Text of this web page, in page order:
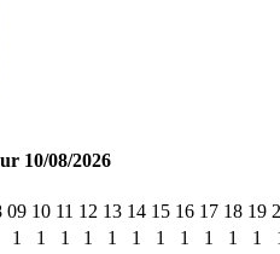
10/08/2026
09 10 11 12 13 14 15 16 17 18 19
1 1 1 1 1 1 1 1 1 1 1